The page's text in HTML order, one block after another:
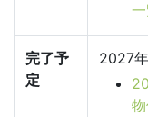
完了予
定
2027